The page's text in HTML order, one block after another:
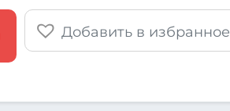
Добавить в избранное